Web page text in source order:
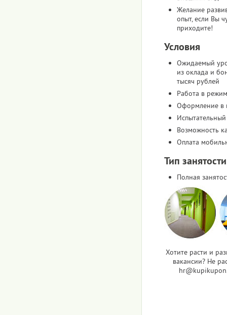
Желание
опыт, если Вы
приходите!
Условия
Ожидаемый
из оклада и
тысяч рублей
Работа в
Оформление в
Возможность
Оплата
Тип занятости
Полная
Хотите расти и
вакансии? Не